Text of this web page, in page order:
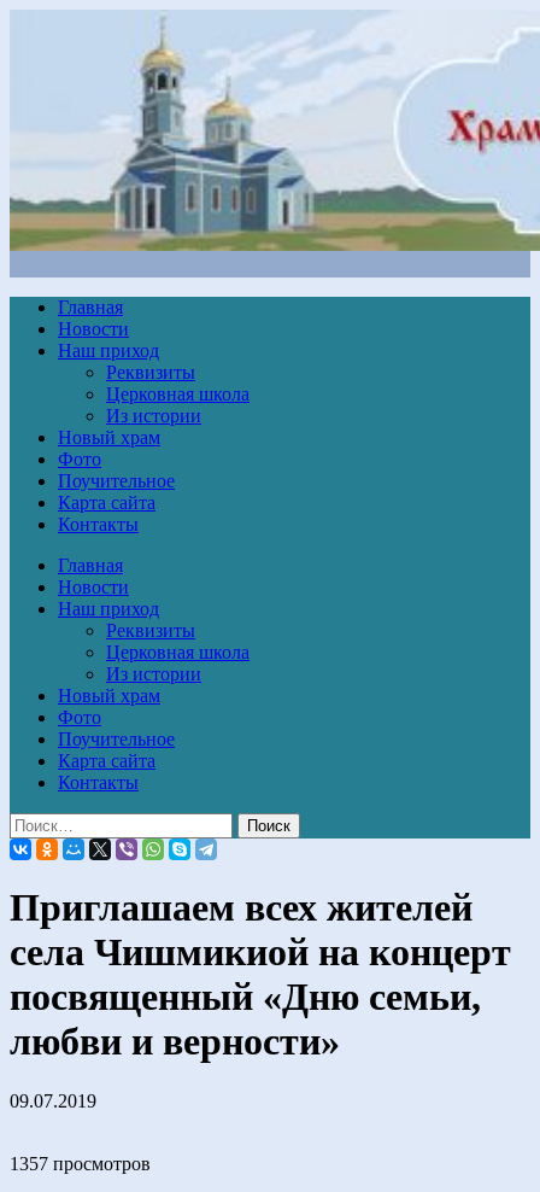
Главная
Новости
Наш приход
Реквизиты
Церковная школа
Из истории
Новый храм
Фото
Поучительное
Карта сайта
Контакты
Главная
Новости
Наш приход
Реквизиты
Церковная школа
Из истории
Новый храм
Фото
Поучительное
Карта сайта
Контакты
Приглашаем всех жителей
села Чишмикиой на концерт
посвященный «Дню семьи,
любви и верности»
09.07.2019
1357 просмотров